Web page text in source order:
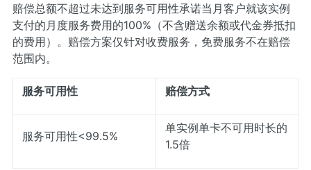
赔偿总额不超过未达到服务可用性承诺当月客户就该实例
支付的月度服务费用的100%（不含赠送余额或代金券抵扣
的费用）。赔偿方案仅针对收费服务，免费服务不在赔偿
范围内。
服务可用性 赔偿方式
服务可用性<99.5%
单实例单卡不可用时长的
1.5倍